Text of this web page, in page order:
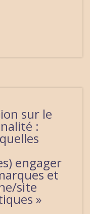
sur le
:
engager
et
site
»